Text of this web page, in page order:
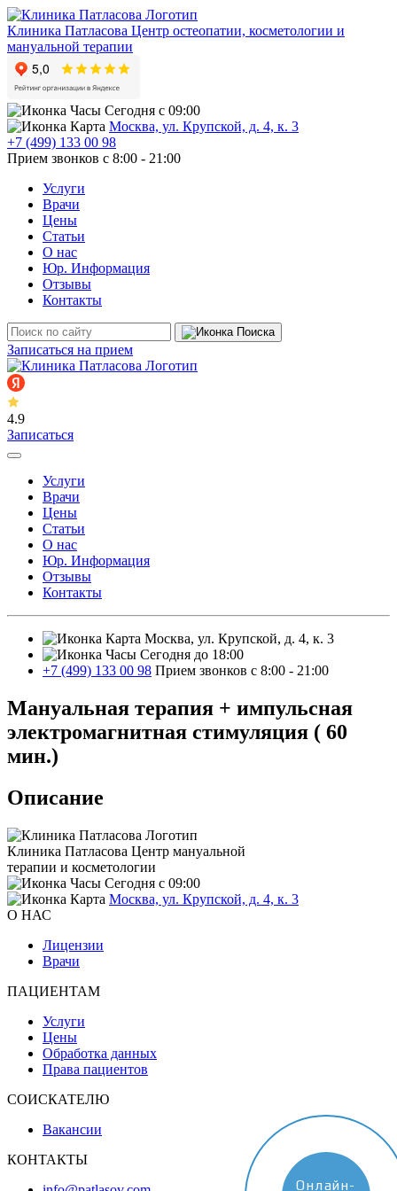
Клиника Патласова Центр остеопатии, косметологии и
мануальной терапии
Сегодня с 09:00
Москва, ул. Крупской, д. 4, к. 3
+7 (499) 133 00 98
Прием звонков с 8:00 - 21:00
Услуги
Врачи
Цены
Статьи
О нас
Юр. Информация
Отзывы
Контакты
Записаться на прием
4.9
Записаться
Услуги
Врачи
Цены
Статьи
О нас
Юр. Информация
Отзывы
Контакты
Москва, ул. Крупской, д. 4, к. 3
Сегодня до 18:00
+7 (499) 133 00 98 Прием звонков с 8:00 - 21:00
Мануальная терапия + импульсная
электромагнитная стимуляция ( 60
мин.)
Описание
Клиника Патласова Центр мануальной
терапии и косметологии
Сегодня с 09:00
Москва, ул. Крупской, д. 4, к. 3
О НАС
Лицензии
Врачи
ПАЦИЕНТАМ
Услуги
Цены
Обработка данных
Права пациентов
СОИСКАТЕЛЮ
Вакансии
КОНТАКТЫ
Онлайн-